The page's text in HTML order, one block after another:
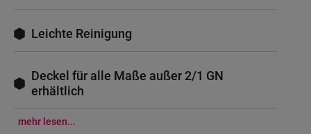
Leichte Reinigung
Deckel für alle Maße außer 2/1 GN
erhältlich
mehr lesen...